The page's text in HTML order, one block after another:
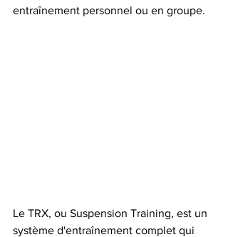
entraînement personnel ou en groupe.
Le TRX, ou Suspension Training, est un
système d'entraînement complet qui